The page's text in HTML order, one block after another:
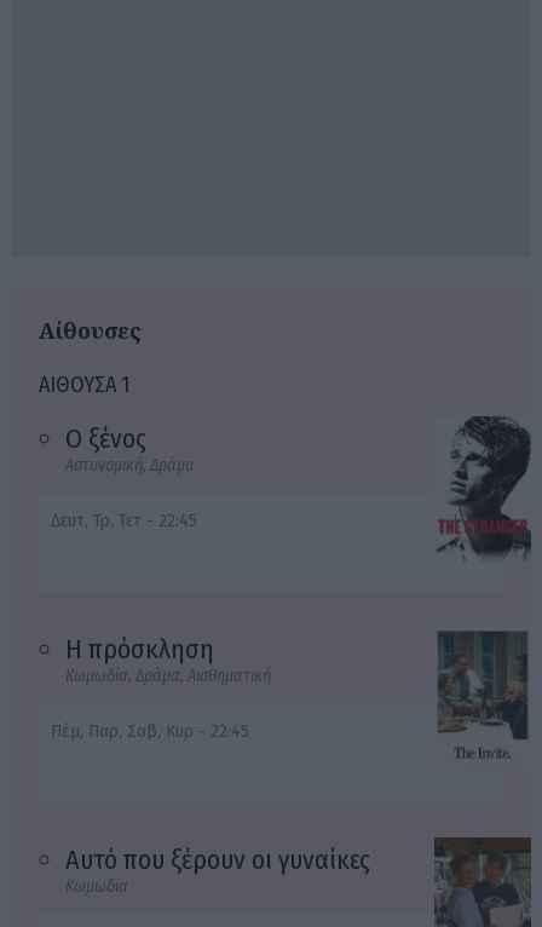
Αίθουσες
ΑΙΘΟΥΣΑ 1
Ο ξένος
Αστυνομική, Δράμα
Δευτ, Τρ, Τετ - 22:45
Η πρόσκληση
Κωμωδία, Δράμα, Αισθηματική
Πέμ, Παρ, Σαβ, Κυρ - 22:45
Αυτό που ξέρουν οι γυναίκες
Κωμωδία